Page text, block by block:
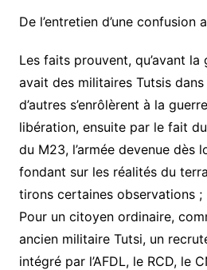
De l’entretien d’une confusion
Les faits prouvent, qu’avant la
avait des militaires Tutsis dans
d’autres s’enrôlèrent à la
libération, ensuite par le fait
du M23, l’armée devenue dès
fondant sur les réalités du
tirons certaines observations ;
Pour un citoyen ordinaire,
ancien militaire Tutsi, un
intégré par l’AFDL, le RCD, le